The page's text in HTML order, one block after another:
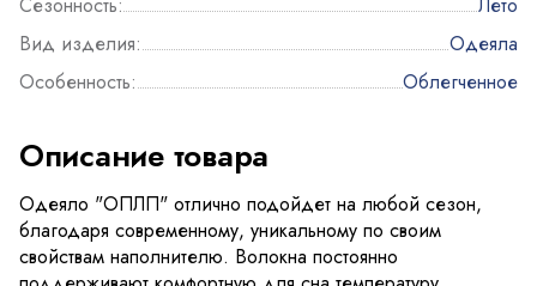
Вид изделия:
Одеяла
Особенность:
Облегченное
Описание товара
Одеяло "ОПЛП" отлично подойдет на любой сезон,
благодаря современному, уникальному по своим
свойствам наполнителю. Волокна постоянно